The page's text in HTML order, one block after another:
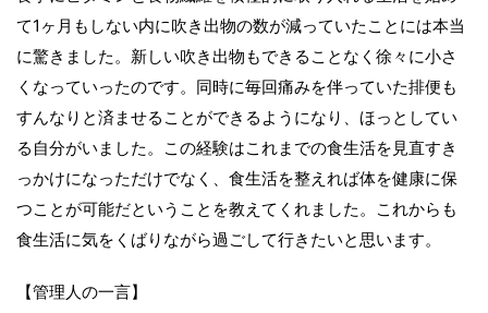
て1ヶ月もしない内に吹き出物の数が減っていたことには本当
に驚きました。新しい吹き出物もできることなく徐々に小さ
くなっていったのです。同時に毎回痛みを伴っていた排便も
すんなりと済ませることができるようになり、ほっとしてい
る自分がいました。この経験はこれまでの食生活を見直すき
っかけになっただけでなく、食生活を整えれば体を健康に保
つことが可能だということを教えてくれました。これからも
食生活に気をくばりながら過ごして行きたいと思います。
【管理人の一言】